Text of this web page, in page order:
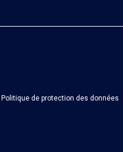
Politique de protection des données